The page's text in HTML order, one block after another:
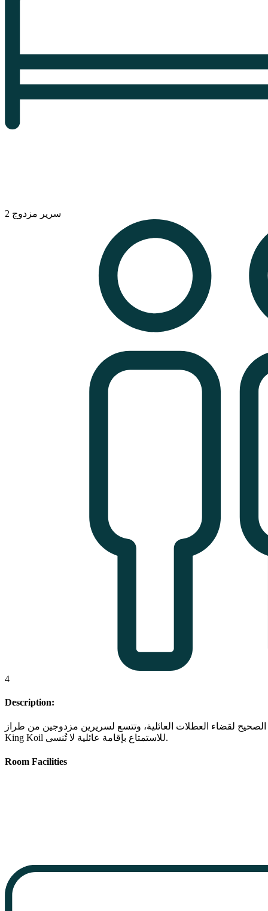
2 سرير مزدوج
4
Description:
مساحتها 33 مترًا مربعًا الخيار الصحيح لقضاء العطلات العائلية، وتتسع لسريرين مزدوجين من طراز
King Koil للاستمتاع بإقامة عائلية لا تُنسى.
Room Facilities